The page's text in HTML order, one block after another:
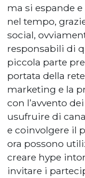
ma si espande
nel tempo,
social,
responsabili di
piccola parte
portata della
marketing e la
con l’avvento
usufruire di
e coinvolgere il
ora possono
creare hype
invitare i